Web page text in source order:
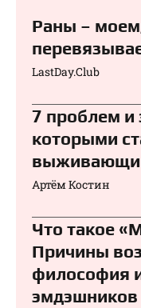
Раны –
LastDay.Club
7 проблем и
которыми
Артём Костин
Что такое
Причины
философия
эмдэшников